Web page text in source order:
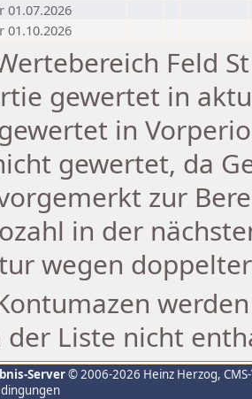
01.07.2026
01.10.2026
Feld
gewertet in
in
gewertet, da
zur
in der
wegen
der Liste nicht
Server© 2006-2026 Heinz Herzog,